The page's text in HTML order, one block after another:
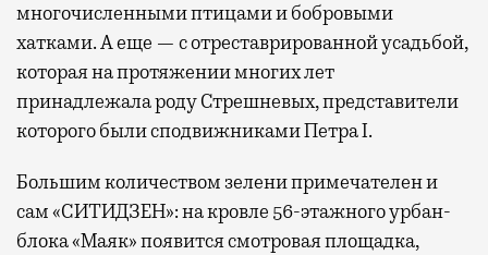
многочисленными птицами и бобровыми
хатками. А еще — с отреставрированной усадьбой,
которая на протяжении многих лет
принадлежала роду Стрешневых, представители
которого были сподвижниками Петра I.
Большим количеством зелени примечателен и
сам «СИТИДЗЕН»: на кровле 56-этажного урбан-
блока «Маяк» появится смотровая площадка,